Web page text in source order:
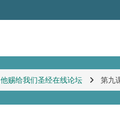
他赐给我们圣经在线论坛 第九